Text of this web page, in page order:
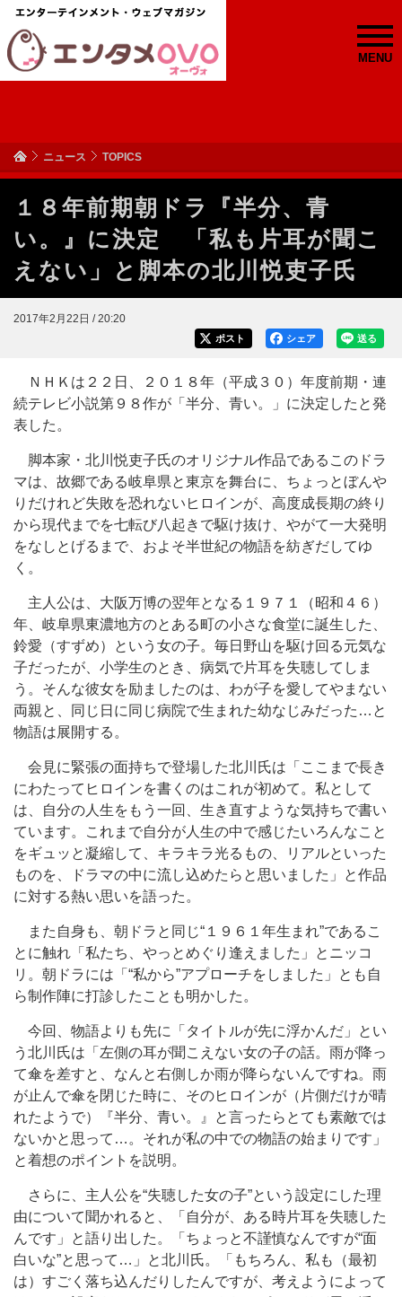
MENU
ニュース TOPICS
１８年前期朝ドラ『半分、青
い。』に決定 「私も片耳が聞こ
えない」と脚本の北川悦吏子氏
2017年2月22日 / 20:20
送る
シェア
ポスト
ＮＨＫは２２日、２０１８年（平成３０）年度前期・連
続テレビ小説第９８作が「半分、青い。」に決定したと発
表した。
脚本家・北川悦吏子氏のオリジナル作品であるこのドラ
マは、故郷である岐阜県と東京を舞台に、ちょっとぼんや
りだけれど失敗を恐れないヒロインが、高度成長期の終り
から現代までを七転び八起きで駆け抜け、やがて一大発明
をなしとげるまで、およそ半世紀の物語を紡ぎだしてゆ
く。
主人公は、大阪万博の翌年となる１９７１（昭和４６）
年、岐阜県東濃地方のとある町の小さな食堂に誕生した、
鈴愛（すずめ）という女の子。毎日野山を駆け回る元気な
子だったが、小学生のとき、病気で片耳を失聴してしま
う。そんな彼女を励ましたのは、わが子を愛してやまない
両親と、同じ日に同じ病院で生まれた幼なじみだった…と
物語は展開する。
会見に緊張の面持ちで登場した北川氏は「ここまで長き
にわたってヒロインを書くのはこれが初めて。私として
は、自分の人生をもう一回、生き直すような気持ちで書い
ています。これまで自分が人生の中で感じたいろんなこと
をギュッと凝縮して、キラキラ光るもの、リアルといった
ものを、ドラマの中に流し込めたらと思いました」と作品
に対する熱い思いを語った。
また自身も、朝ドラと同じ“１９６１年生まれ”であるこ
とに触れ「私たち、やっとめぐり逢えました」とニッコ
リ。朝ドラには「“私から”アプローチをしました」とも自
ら制作陣に打診したことも明かした。
今回、物語よりも先に「タイトルが先に浮かんだ」とい
う北川氏は「左側の耳が聞こえない女の子の話。雨が降っ
て傘を差すと、なんと右側しか雨が降らないんですね。雨
が止んで傘を閉じた時に、そのヒロインが（片側だけが晴
れたようで）『半分、青い。』と言ったらとても素敵では
ないかと思って…。それが私の中での物語の始まりです」
と着想のポイントを説明。
さらに、主人公を“失聴した女の子”という設定にした理
由について聞かれると、「自分が、ある時片耳を失聴した
んです」と語り出した。「ちょっと不謹慎なんですが“面
白いな”と思って…」と北川氏。「もちろん、私も（最初
は）すごく落ち込んだりしたんですが、考えようによって